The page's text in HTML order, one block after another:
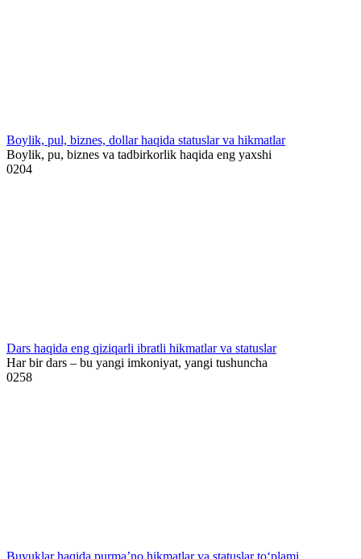
Boylik, pul, biznes, dollar haqida statuslar va hikmatlar
Boylik, pu, biznes va tadbirkorlik haqida eng yaxshi
0204
Dars haqida eng qiziqarli ibratli hikmatlar va statuslar
Har bir dars – bu yangi imkoniyat, yangi tushuncha
0258